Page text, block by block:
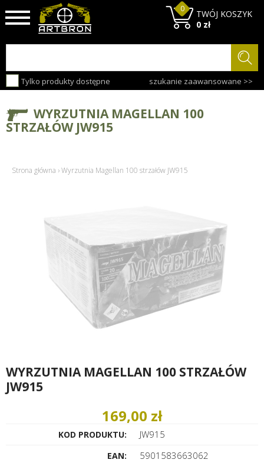
Tylko produkty dostępne szukanie zaawansowane >>
TWÓJ KOSZYK
0
0 zł
WYRZUTNIA MAGELLAN 100
STRZAŁÓW JW915
Strona główna ›Wyrzutnia Magellan 100 strzałów JW915
WYRZUTNIA MAGELLAN 100 STRZAŁÓW
JW915
169,00 zł
KOD PRODUKTU: JW915
EAN: 5901583663062